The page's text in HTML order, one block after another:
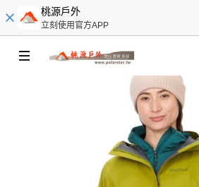
桃源戶外
立刻使用官方APP